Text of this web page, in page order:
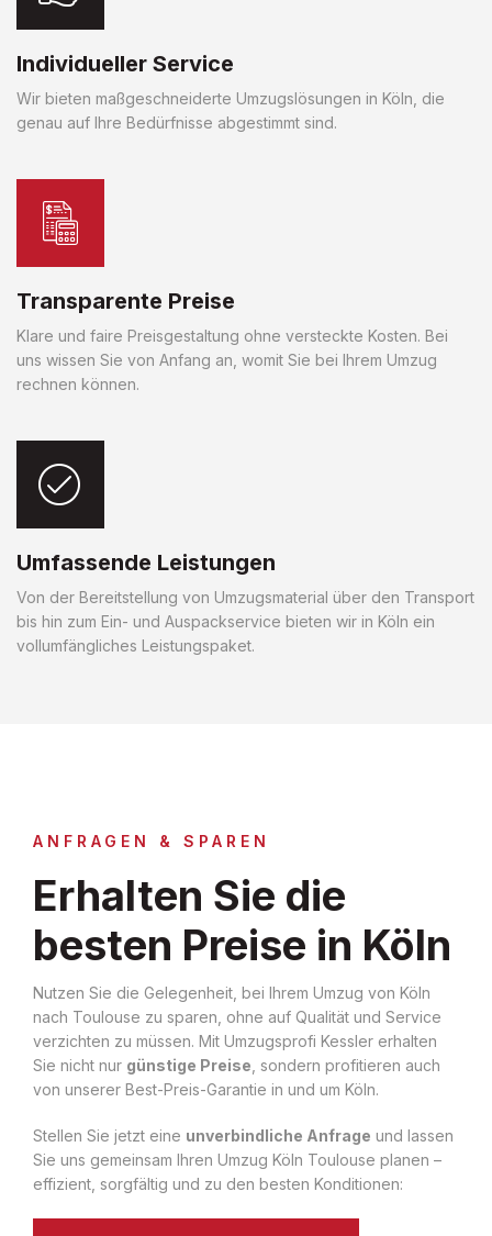
Individueller Service
Wir bieten maßgeschneiderte Umzugslösungen in Köln, die
genau auf Ihre Bedürfnisse abgestimmt sind.
Transparente Preise
Klare und faire Preisgestaltung ohne versteckte Kosten. Bei
uns wissen Sie von Anfang an, womit Sie bei Ihrem Umzug
rechnen können.
Umfassende Leistungen
Von der Bereitstellung von Umzugsmaterial über den Transport
bis hin zum Ein- und Auspackservice bieten wir in Köln ein
vollumfängliches Leistungspaket.
ANFRAGEN & SPAREN
Erhalten Sie die
besten Preise in Köln
Nutzen Sie die Gelegenheit, bei Ihrem Umzug von Köln
nach Toulouse zu sparen, ohne auf Qualität und Service
verzichten zu müssen. Mit Umzugsprofi Kessler erhalten
Sie nicht nur günstige Preise , sondern profitieren auch
von unserer Best-Preis-Garantie in und um Köln.
Stellen Sie jetzt eine unverbindliche Anfrage und lassen
Sie uns gemeinsam Ihren Umzug Köln Toulouse planen –
effizient, sorgfältig und zu den besten Konditionen: